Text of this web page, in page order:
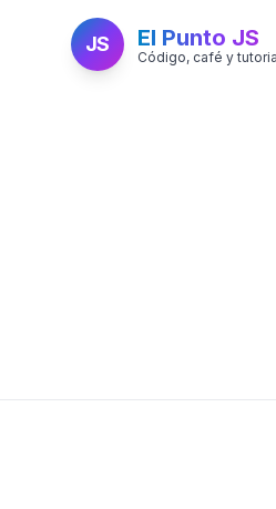
JS El Punto JS
Código, café y